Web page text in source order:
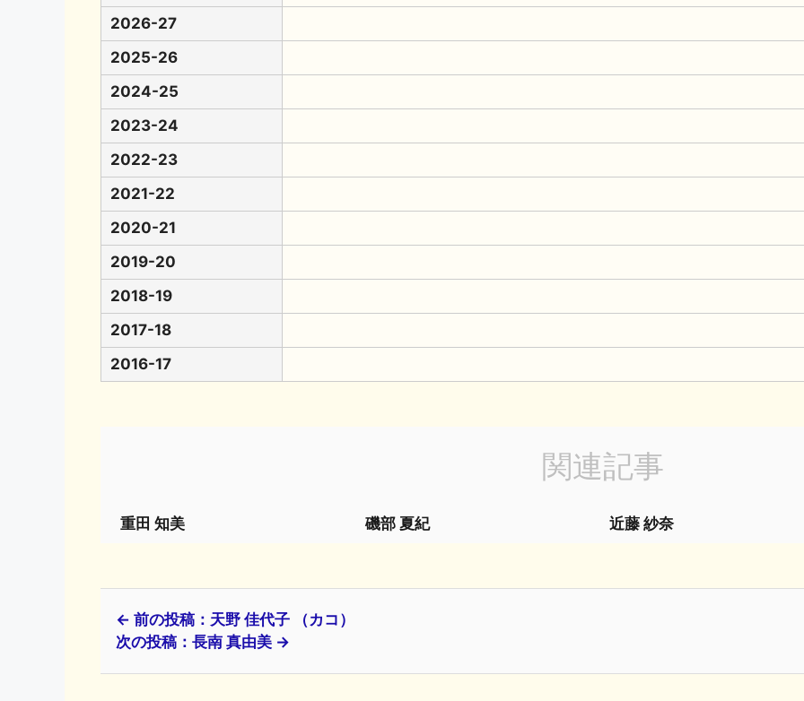
2026-27
2025-26
2024-25
2023-24
2022-23
2021-22
2020-21
2019-20
2018-19
2017-18
2016-17
関連記事
重田 知美 磯部 夏紀 近藤 紗奈
← 前の投稿：天野 佳代子 （カコ）
次の投稿：長南 真由美 →